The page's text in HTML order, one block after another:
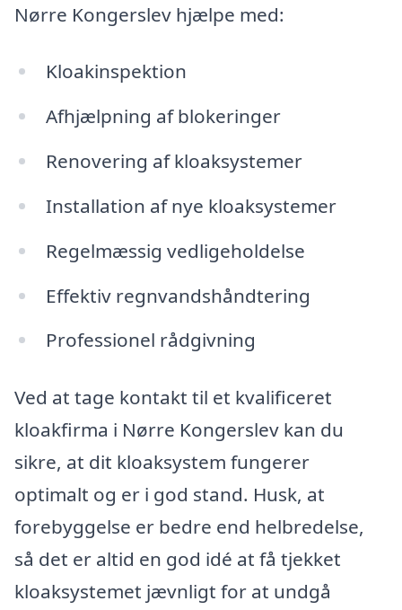
Nørre Kongerslev hjælpe med:
Kloakinspektion
Afhjælpning af blokeringer
Renovering af kloaksystemer
Installation af nye kloaksystemer
Regelmæssig vedligeholdelse
Effektiv regnvandshåndtering
Professionel rådgivning
Ved at tage kontakt til et kvalificeret
kloakfirma i Nørre Kongerslev kan du
sikre, at dit kloaksystem fungerer
optimalt og er i god stand. Husk, at
forebyggelse er bedre end helbredelse,
så det er altid en god idé at få tjekket
kloaksystemet jævnligt for at undgå